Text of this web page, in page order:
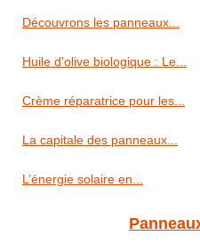
Découvrons les panneaux...
Huile d'olive biologique : Le...
Crème réparatrice pour les...
La capitale des panneaux...
L’énergie solaire en...